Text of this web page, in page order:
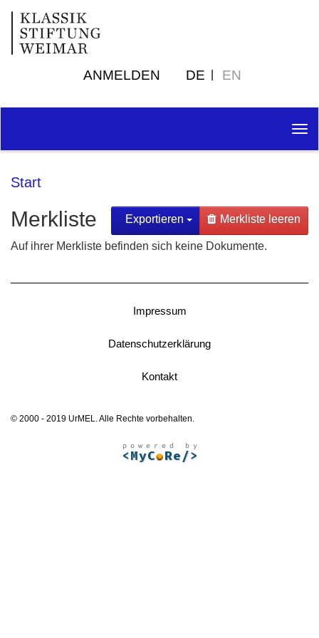
ANMELDEN DE EN
Start
Exportieren Merkliste leeren
Merkliste
Auf ihrer Merkliste befinden sich keine Dokumente.
Impressum
Datenschutzerklärung
Kontakt
© 2000 - 2019 UrMEL. Alle Rechte vorbehalten.